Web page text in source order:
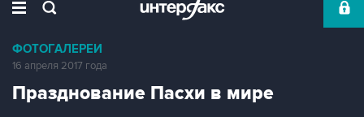
ФОТОГАЛЕРЕИ
16 апреля 2017 года
Празднование Пасхи в мире